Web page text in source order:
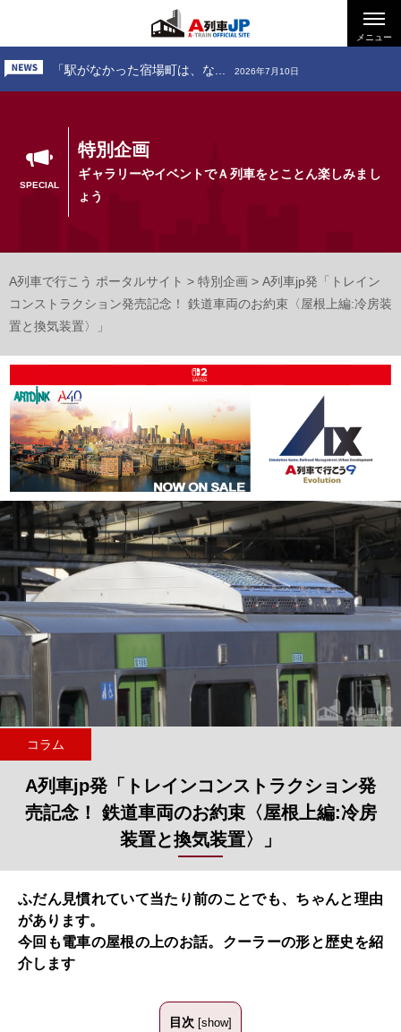
メニュー
「お出かけ、道南いさりび鉄...
「駅がなかった宿場町は、な... 2026年7月10日
「お出かけ、小田急電鉄 ～... 2026年6月26日
SPECIAL
特別企画
ギャラリーやイベントでＡ列車をとことん楽しみまし
ょう
A列車で行こう ポータルサイト > 特別企画 > A列車jp発「トレイン
コンストラクション発売記念！ 鉄道車両のお約束〈屋根上編:冷房装
置と換気装置〉」
コラム
A列車jp発「トレインコンストラクション発
売記念！ 鉄道車両のお約束〈屋根上編:冷房
装置と換気装置〉」
ふだん見慣れていて当たり前のことでも、ちゃんと理由
があります。
今回も電車の屋根の上のお話。クーラーの形と歴史を紹
介します
目次 show]